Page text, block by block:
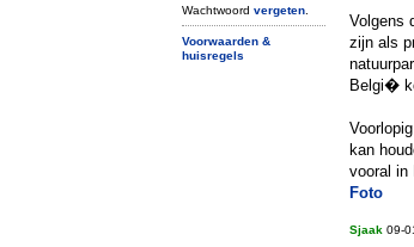
Wachtwoord vergeten
Voorwaarden &
huisregels
Volgens
zijn als
Belgi�
kan
vooral in
Foto
Sjaak 09-